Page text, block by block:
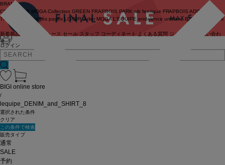
ログイン
BRAND
COUTURIER MOGA Collection GREEN FRAPBOIS PARK wb feerique FRAPBOIS ADIEU
TRISTESSE
congés payés LOISIR Julier MOGA L'EQUIPE endalence unbilanc BIGI online store
新着商品 ニュース セール スタッフ コーディネート よくある質問 ジャーナル
お問い合わ
せ
BIGI online store
/
lequipe_DENIM_and_SHIRT_8
選択された条件
クリア
この条件で検索
販売タイプ
通常
SALE
予約